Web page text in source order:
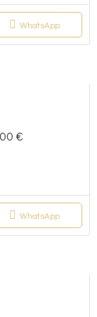
WhatsApp
€
WhatsApp